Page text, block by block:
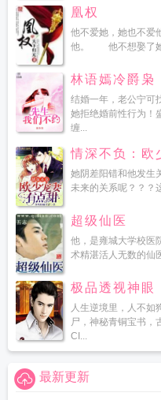
凰权
他不爱她，她也不
他。 他不想娶了
林语嫣冷爵枭
结婚一年，老公宁可
她拒绝婚前性行为！
缠...
情深不负：欧
她阴差阳错和他发生
未来的关系呢？？？
超级仙医
他，是雍城大学校医
术精湛活人无数的仙
极品透视神眼
人生逆境里，人不如
尸，神秘青铜宝书，
CI...
最新更新